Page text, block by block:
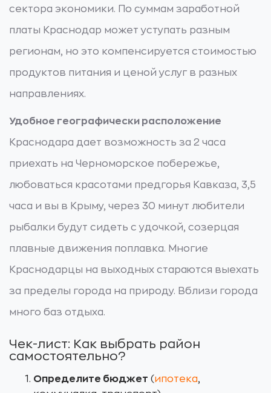
сектора экономики. По суммам заработной
платы Краснодар может уступать разным
регионам, но это компенсируется стоимостью
продуктов питания и ценой услуг в разных
направлениях.
Удобное географически расположение
Краснодара дает возможность за 2 часа
приехать на Черноморское побережье,
любоваться красотами предгорья Кавказа, 3,5
часа и вы в Крыму, через 30 минут любители
рыбалки будут сидеть с удочкой, созерцая
плавные движения поплавка. Многие
Краснодарцы на выходных стараются выехать
за пределы города на природу. Вблизи города
много баз отдыха.
Чек-лист: Как выбрать район
самостоятельно?
Определите бюджет (ипотека,